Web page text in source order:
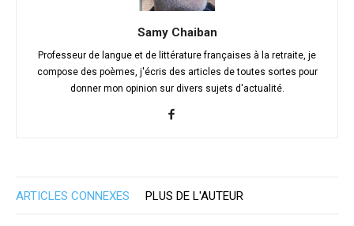
Samy Chaiban
Professeur de langue et de littérature françaises à la retraite, je
compose des poèmes, j'écris des articles de toutes sortes pour
donner mon opinion sur divers sujets d'actualité.
ARTICLES CONNEXES PLUS DE L'AUTEUR